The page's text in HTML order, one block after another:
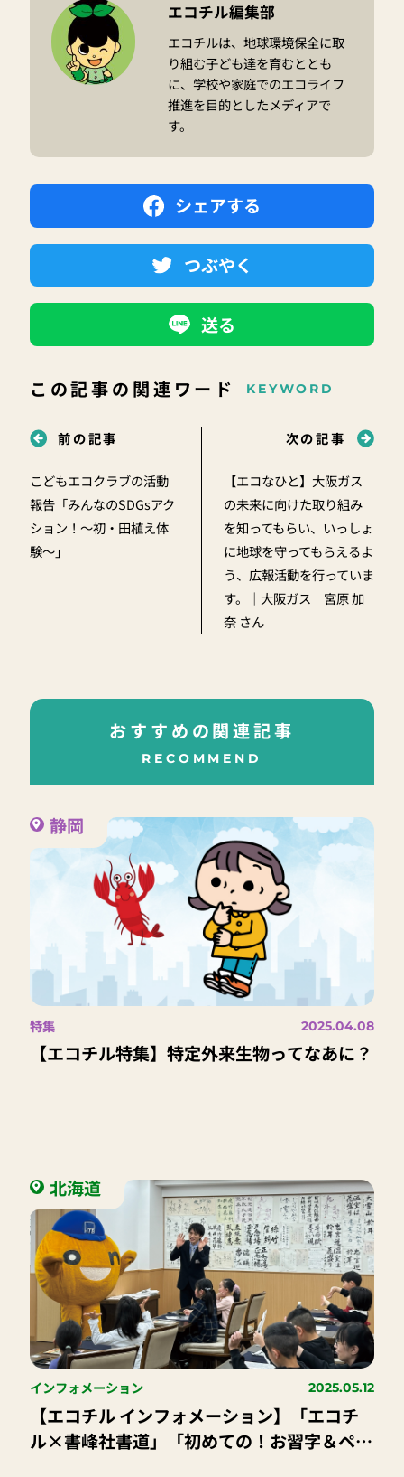
エコチル編集部
エコチルは、地球環境保全に取
り組む子ども達を育むととも
に、学校や家庭でのエコライフ
推進を目的としたメディアで
す。
シェアする
つぶやく
送る
この記事の関連ワード KEYWORD
前の記事
こどもエコクラブの活動
報告「みんなのSDGsアク
ション！～初・田植え体
験～」
次の記事
【エコなひと】大阪ガス
の未来に向けた取り組み
を知ってもらい、いっしょ
に地球を守ってもらえるよ
う、広報活動を行っていま
す。｜大阪ガス 宮原 加
奈 さん
おすすめの関連記事
RECOMMEND
静岡
特集 2025.04.08
【エコチル特集】特定外来生物ってなあに？
北海道
インフォメーション 2025.05.12
【エコチル インフォメーション】「エコチ
ル×書峰社書道」「初めての！お習字＆ペン